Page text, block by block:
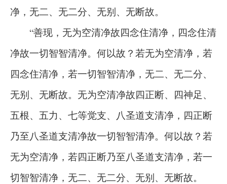
净，无二、无二分、无别、无断故。
“善现，无为空清净故四念住清净，四念住清
净故一切智智清净。何以故？若无为空清净，若
四念住清净，若一切智智清净，无二、无二分、
无别、无断故。无为空清净故四正断、四神足、
五根、五力、七等觉支、八圣道支清净，四正断
乃至八圣道支清净故一切智智清净。何以故？若
无为空清净，若四正断乃至八圣道支清净，若一
切智智清净，无二、无二分、无别、无断故。